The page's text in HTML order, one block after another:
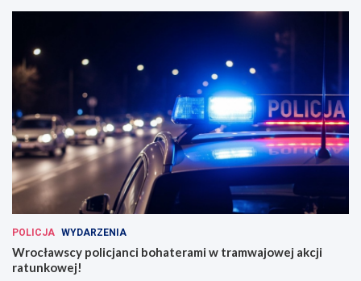
POLICJA WYDARZENIA
Wrocławscy policjanci bohaterami w tramwajowej akcji
ratunkowej!